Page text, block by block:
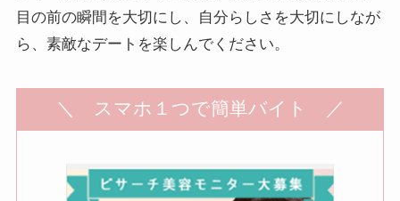
目の前の瞬間を大切にし、自分らしさを大切にしなが
ら、素敵なデートを楽しんでください。
＼ スマホ１つで簡単バイト ／